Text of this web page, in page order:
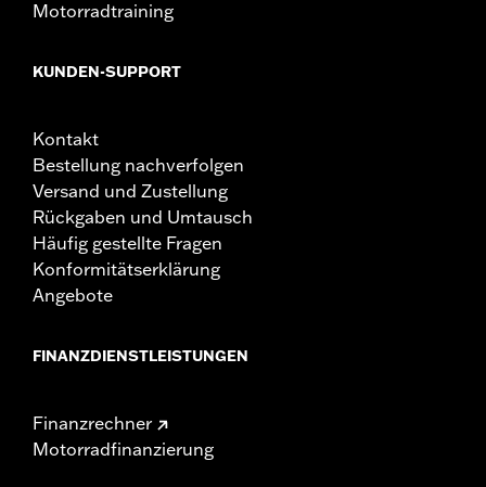
Motorradtraining
KUNDEN-SUPPORT
Kontakt
Bestellung nachverfolgen
Versand und Zustellung
Rückgaben und Umtausch
Häufig gestellte Fragen
Konformitätserklärung
Angebote
FINANZDIENSTLEISTUNGEN
Finanzrechner
Motorradfinanzierung